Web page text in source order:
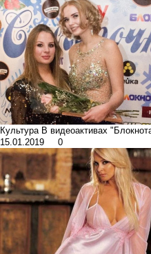
Культура В видеоактивах
15.01.2019
0